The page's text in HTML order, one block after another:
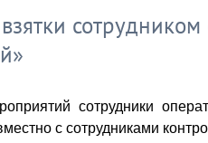
сотрудники
с сотрудниками